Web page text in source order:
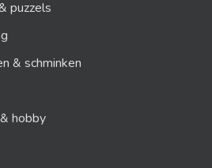
puzzels
& schminken
hobby